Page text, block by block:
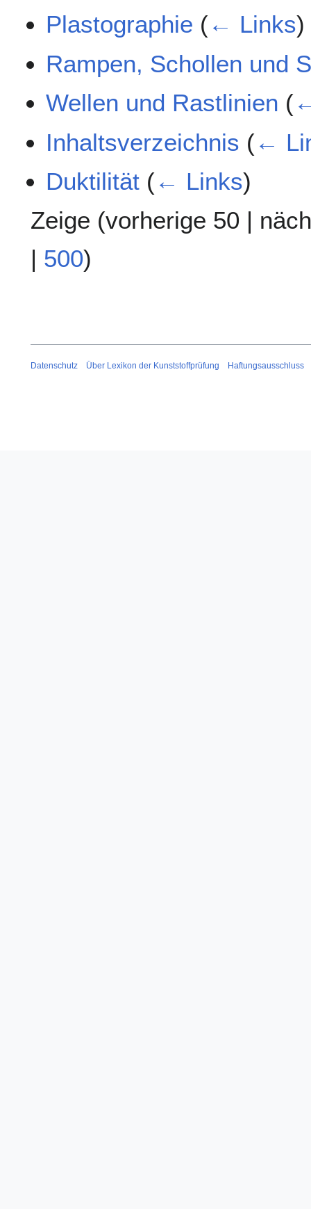
Plastographie (← Links)
Rampen, Schollen und
Wellen und Rastlinien (
Inhaltsverzeichnis (←
Duktilität (← Links)
Zeige (vorherige 50 |
| 500)
Datenschutz Über Lexikon der Kunststoffprüfung Haftungsausschluss